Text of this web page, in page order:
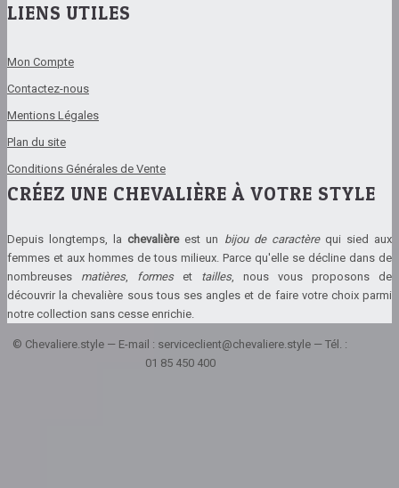
LIENS UTILES
Mon Compte
Contactez-nous
Mentions Légales
Plan du site
Conditions Générales de Vente
CRÉEZ UNE CHEVALIÈRE À VOTRE STYLE
Depuis longtemps, la chevalièreest un bijou de caractèrequi sied aux
femmes et aux hommes de tous milieux. Parce qu'elle se décline dans de
nombreuses matières, formeset tailles, nous vous proposons de
découvrir la chevalière sous tous ses angles et de faire votre choix parmi
notre collection sans cesse enrichie.
© Chevaliere.style — E-mail : serviceclient@chevaliere.style — Tél. :
01 85 450 400